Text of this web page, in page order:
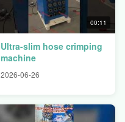
00:11
Ultra-slim hose crimping
machine
2026-06-26